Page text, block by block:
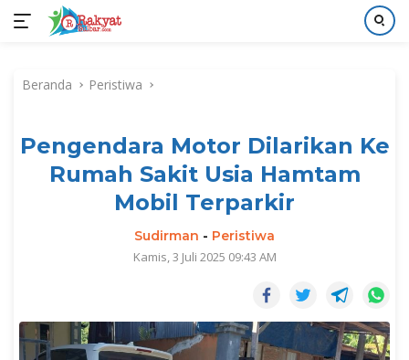
kontenBeranda Peristiwa
Pengendara Motor Dilarikan Ke
Rumah Sakit Usia Hamtam
Mobil Terparkir
Sudirman - Peristiwa
Kamis, 3 Juli 2025 09:43 AM